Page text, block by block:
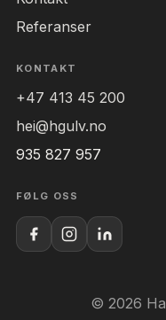
Referanser
KONTAKT
+47 413 45 200
hei@hgulv.no
935 827 957
FØLG OSS
© 2026